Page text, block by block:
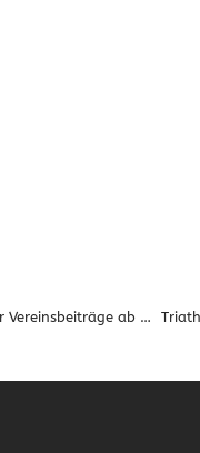
Wichtige Änderung beim Einzug der Vereinsbeiträge ab Oktober 2023